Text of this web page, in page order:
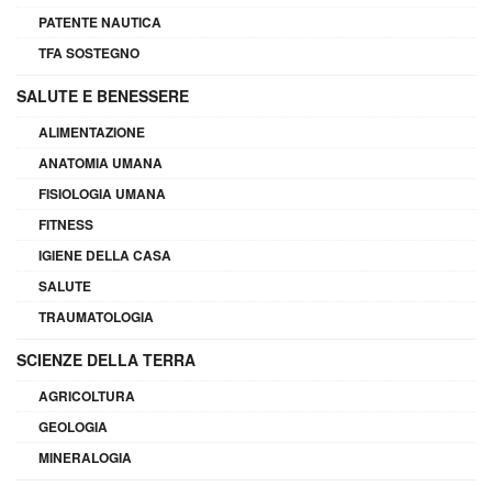
PATENTE NAUTICA
TFA SOSTEGNO
SALUTE E BENESSERE
ALIMENTAZIONE
ANATOMIA UMANA
FISIOLOGIA UMANA
FITNESS
IGIENE DELLA CASA
SALUTE
TRAUMATOLOGIA
SCIENZE DELLA TERRA
AGRICOLTURA
GEOLOGIA
MINERALOGIA